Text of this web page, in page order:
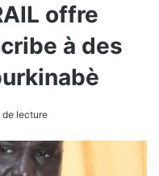
offre
à des
de lecture